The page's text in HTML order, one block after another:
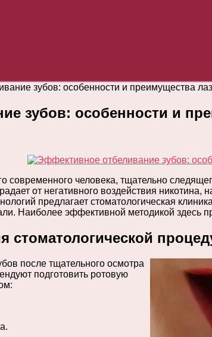
зубов: особенности и преимущества
зубов: особенности и
современного человека, тщательно
от негативного воздействия
предлагает стоматологическая
Наиболее эффективной методикой здесь
стоматологической
после тщательного осмотра
подготовить ротовую